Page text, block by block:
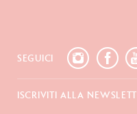
SEGUICI
ISCRIVITI ALLA